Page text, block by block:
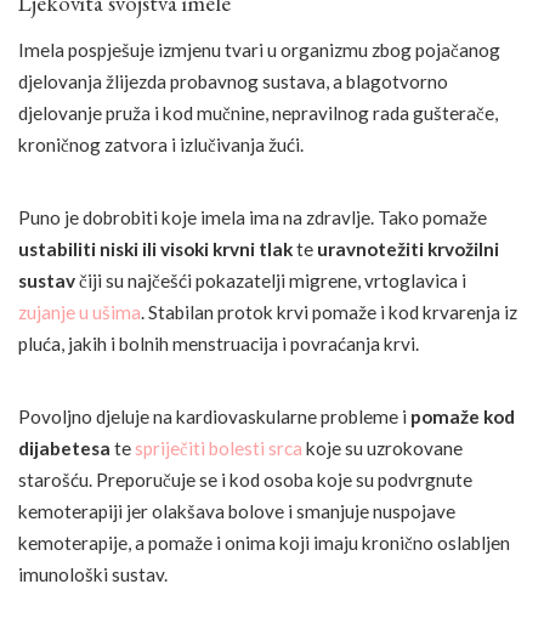
Imela pospješuje izmjenu tvari u organizmu zbog pojačanog
djelovanja žlijezda probavnog sustava, a blagotvorno
djelovanje pruža i kod mučnine, nepravilnog rada gušterače,
kroničnog zatvora i izlučivanja žući.
Puno je dobrobiti koje imela ima na zdravlje. Tako pomaže
ustabiliti niski ili visoki krvni tlakte uravnotežiti krvožilni
sustavčiji su najčešći pokazatelji migrene, vrtoglavica i
zujanje u ušima. Stabilan protok krvi pomaže i kod krvarenja iz
pluća, jakih i bolnih menstruacija i povraćanja krvi.
Povoljno djeluje na kardiovaskularne probleme i pomaže kod
dijabetesa te spriječiti bolesti srca koje su uzrokovane
starošću. Preporučuje se i kod osoba koje su podvrgnute
kemoterapiji jer olakšava bolove i smanjuje nuspojave
kemoterapije, a pomaže i onima koji imaju kronično oslabljen
imunološki sustav.